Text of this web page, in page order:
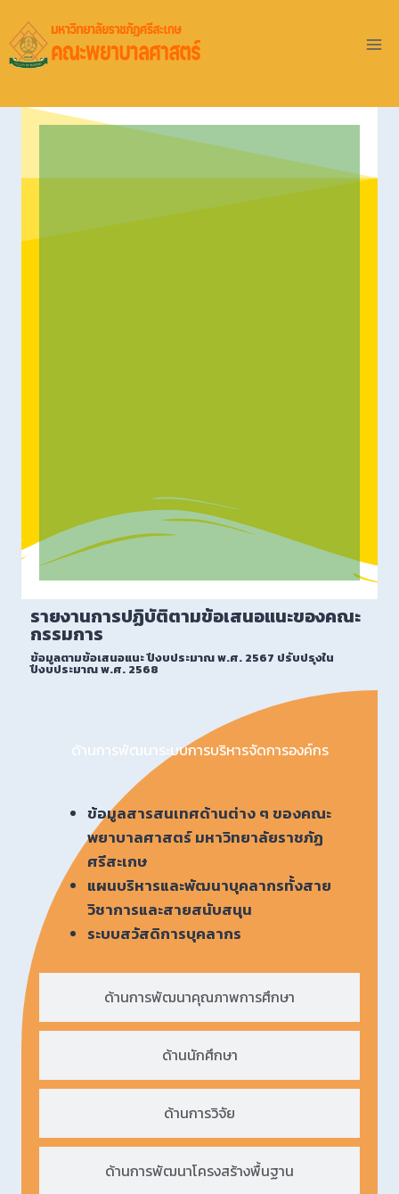
ติดตามตรวจสอบ
รายงานการปฏิบัติตามข้อเสนอแนะของคณะ
กรรมการ
ข้อมูลตามข้อเสนอแนะ ปีงบประมาณ พ.ศ. 2567 ปรับปรุงใน
ปีงบประมาณ พ.ศ. 2568
ด้านการพัฒนาระบบการบริหารจัดการองค์กร
ด้านการพัฒนาคุณภาพการศึกษา
ด้านนักศึกษา
ด้านการวิจัย
ด้านการพัฒนาโครงสร้างพื้นฐาน
ข้อมูลสารสนเทศด้านต่าง ๆ ของคณะ
พยาบาลศาสตร์ มหาวิทยาลัยราชภัฏ
ศรีสะเกษ
แผนบริหารและพัฒนาบุคลากรทั้งสาย
วิชาการและสายสนับสนุน
ระบบสวัสดิการบุคลากร